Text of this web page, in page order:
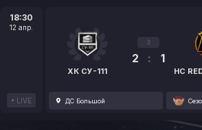
18:30
12 апр.
LIVE
ХК СУ-111
3
2 : 1
HC
ДС Большой